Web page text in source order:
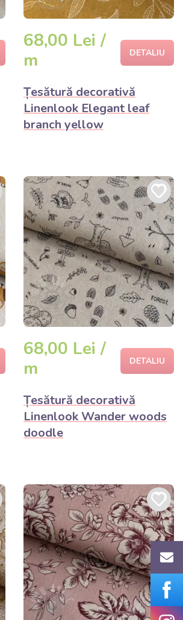
68,00 Lei /
m
DETALIU
Țesătură decorativă
Linenlook Elegant leaf
branch yellow
68,00 Lei /
m
DETALIU
Țesătură decorativă
Linenlook Wander woods
doodle